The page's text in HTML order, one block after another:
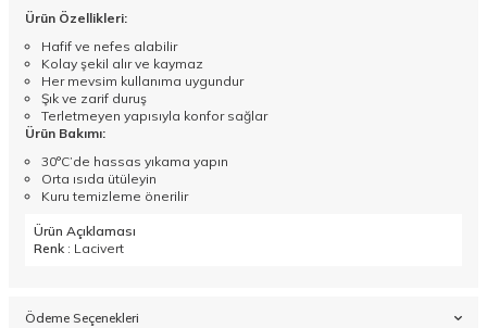
Ürün Özellikleri:
Hafif ve nefes alabilir
Kolay şekil alır ve kaymaz
Her mevsim kullanıma uygundur
Şık ve zarif duruş
Terletmeyen yapısıyla konfor sağlar
Ürün Bakımı:
30°C’de hassas yıkama yapın
Orta ısıda ütüleyin
Kuru temizleme önerilir
Ürün Açıklaması
Renk : Lacivert
Ödeme Seçenekleri